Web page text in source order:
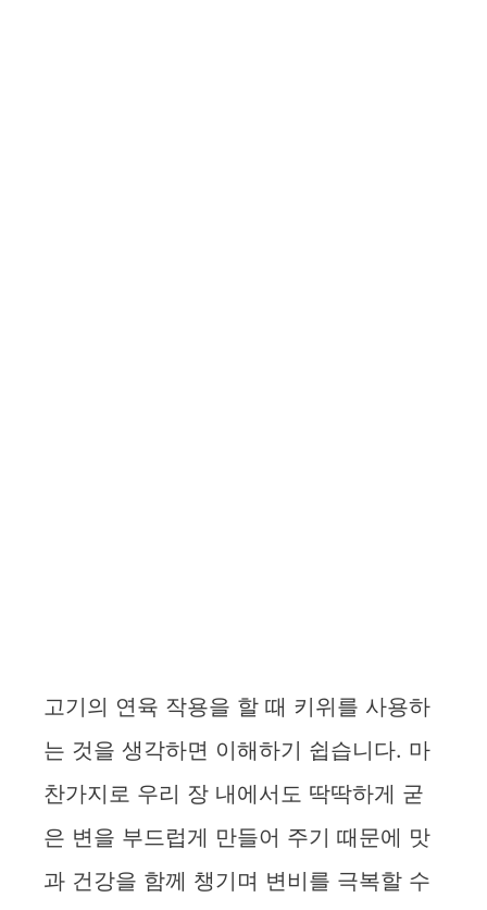
고기의 연육 작용을 할 때 키위를 사용하
는 것을 생각하면 이해하기 쉽습니다. 마
찬가지로 우리 장 내에서도 딱딱하게 굳
은 변을 부드럽게 만들어 주기 때문에 맛
과 건강을 함께 챙기며 변비를 극복할 수